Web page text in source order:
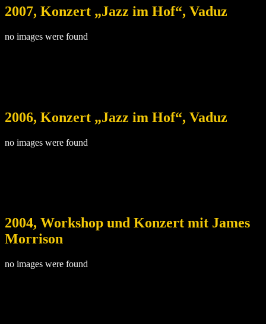
2007, Konzert „Jazz im Hof“, Vaduz
no images were found
2006, Konzert „Jazz im Hof“, Vaduz
no images were found
2004, Workshop und Konzert mit James
Morrison
no images were found